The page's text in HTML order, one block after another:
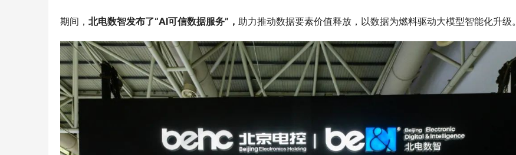
期间， 北电数智发布了“AI可信数据服务”， 助力推动数据要素价值释放，以数据为燃料驱动大模型智能化升级。